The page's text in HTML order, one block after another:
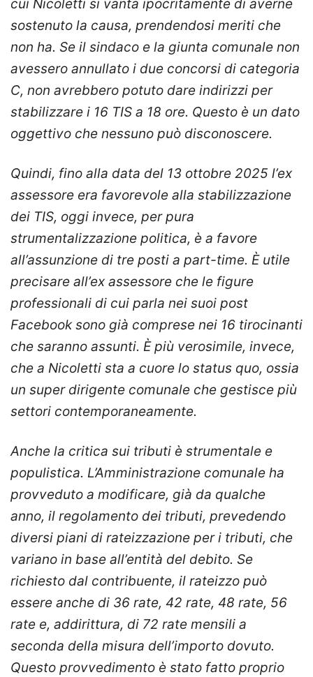
cui Nicoletti si vanta ipocritamente di averne
sostenuto la causa, prendendosi meriti che
non ha. Se il sindaco e la giunta comunale non
avessero annullato i due concorsi di categoria
C, non avrebbero potuto dare indirizzi per
stabilizzare i 16 TIS a 18 ore. Questo è un dato
oggettivo che nessuno può disconoscere.
Quindi, fino alla data del 13 ottobre 2025 l’ex
assessore era favorevole alla stabilizzazione
dei TIS, oggi invece, per pura
strumentalizzazione politica, è a favore
all’assunzione di tre posti a part-time. È utile
precisare all’ex assessore che le figure
professionali di cui parla nei suoi post
Facebook sono già comprese nei 16 tirocinanti
che saranno assunti. È più verosimile, invece,
che a Nicoletti sta a cuore lo status quo, ossia
un super dirigente comunale che gestisce più
settori contemporaneamente.
Anche la critica sui tributi è strumentale e
populistica. L’Amministrazione comunale ha
provveduto a modificare, già da qualche
anno, il regolamento dei tributi, prevedendo
diversi piani di rateizzazione per i tributi, che
variano in base all’entità del debito. Se
richiesto dal contribuente, il rateizzo può
essere anche di 36 rate, 42 rate, 48 rate, 56
rate e, addirittura, di 72 rate mensili a
seconda della misura dell’importo dovuto.
Questo provvedimento è stato fatto proprio